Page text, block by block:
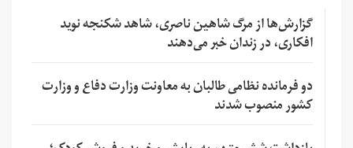
گزارش‌ها از مرگ شاهین ناصری، شاهد شکنجه نوید
افکاری، در زندان خبر می‌دهند
دو فرمانده نظامی طالبان به معاونت وزارت دفاع و وزارت
کشور منصوب شدند